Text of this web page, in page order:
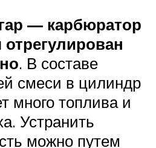
— карбюратор
. В составе
смеси в цилиндр
много топлива и
Устранить
можно путем